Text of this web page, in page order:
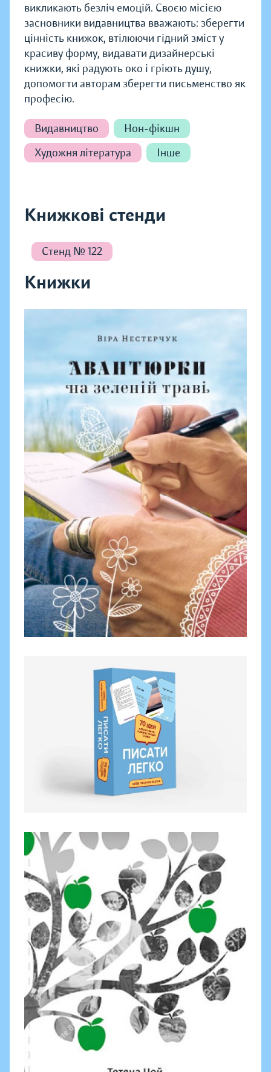
викликають безліч емоцій. Своєю місією
засновники видавництва вважають: зберегти
цінність книжок, втілюючи гідний зміст у
красиву форму, видавати дизайнерські
книжки, які радують око і гріють душу,
допомогти авторам зберегти письменство як
професію.
Видавництво
Нон-фікшн
Художня література
Інше
Книжкові стенди
Стенд № 122
Книжки